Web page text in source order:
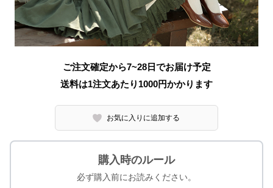
ご注文確定から7~28日でお届け予定
送料は1注文あたり 1000円かかります
お気に入りに追加する
購入時のルール
必ず購入前にお読みください。